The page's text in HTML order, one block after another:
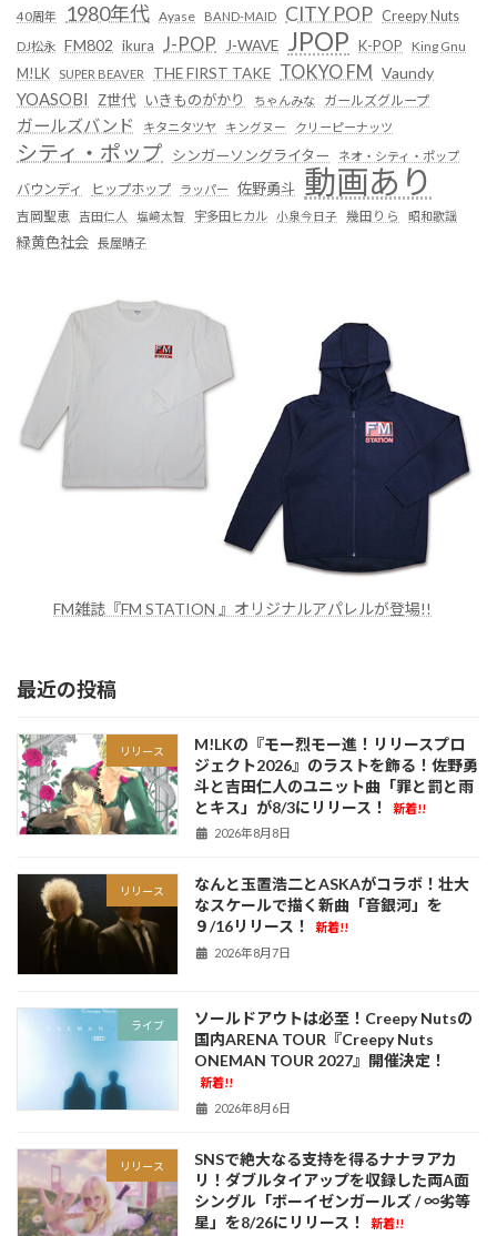
40周年 1980年代 Ayase BAND-MAID CITY POP Creepy Nuts
DJ松永 FM802 ikura J-POP J-WAVE JPOP K-POP
King Gnu
M!LK
SUPER BEAVER THE FIRST TAKE TOKYO FM Vaundy
YOASOBI Z世代 いきものがかり ちゃんみな ガールズグループ
ガールズバンド キタニタツヤ キングヌー クリーピーナッツ
シティ・ポップ シンガーソングライター ネオ・シティ・ポップ
バウンディ ヒップホップ ラッパー 佐野勇斗 動画あり
吉岡聖恵 吉田仁人 塩﨑太智 宇多田ヒカル 小泉今日子 幾田りら 昭和歌謡
緑黄色社会 長屋晴子
FM雑誌『FM STATION 』オリジナルアパレルが登場!!
最近の投稿
リリース
M!LKの『モー烈モー進！リリースプロ
ジェクト2026』のラストを飾る！佐野勇
斗と吉田仁人のユニット曲「罪と罰と雨
とキス」が8/3にリリース！
新着!!
2026年8月8日
リリース
なんと玉置浩二とASKAがコラボ！壮大
なスケールで描く新曲「音銀河」を
９/16リリース！
新着!!
2026年8月7日
ライブ
ソールドアウトは必至！Creepy Nutsの
国内ARENA TOUR『Creepy Nuts
ONEMAN TOUR 2027』開催決定！
新着!!
2026年8月6日
リリース
SNSで絶大なる支持を得るナナヲアカ
リ！ダブルタイアップを収録した両A面
シングル「ボーイゼンガールズ / ∞劣等
星」を8/26にリリース！
新着!!